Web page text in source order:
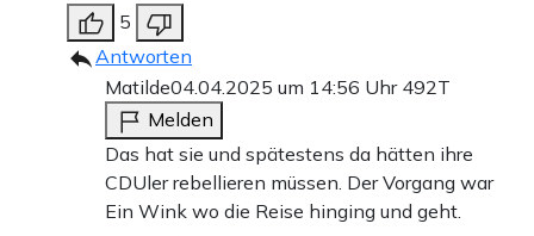
5
Antworten
Matilde04.04.2025 um 14:56 Uhr 492T
Melden
Das hat sie und spätestens da hätten ihre
CDUler rebellieren müssen. Der Vorgang war
Ein Wink wo die Reise hinging und geht.